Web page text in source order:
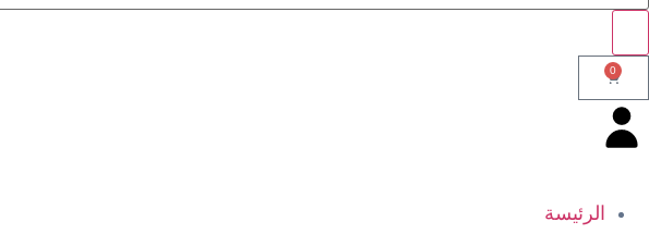
0
الرئيسة